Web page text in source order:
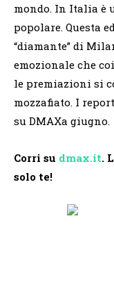
mondo. In Italia è
popolare. Questa
“diamante” di
emozionale che
le premiazioni si
mozzafiato. I
su DMAXa giugno.
Corri su dmax.it.
solo te!